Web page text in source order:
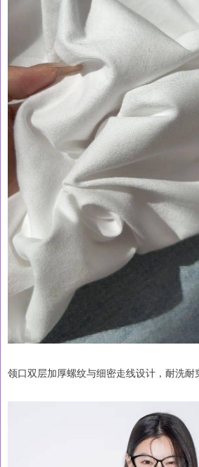
领口双层加厚螺纹与细密走线设计，耐洗耐